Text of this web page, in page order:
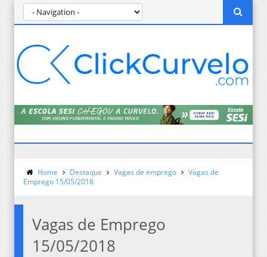
Home Destaque Vagas de emprego
Vagas de
Emprego 15/05/2018
Vagas de Emprego
15/05/2018